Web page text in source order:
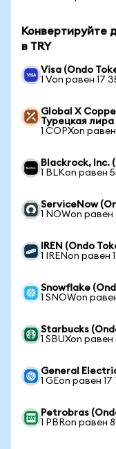
Конвертируйте
в TRY
Visa (Ondo
1 Von равен 17
Global X
Турецкая лира
1 COPXon
Blackrock, Inc.
1 BLKon равен
ServiceNow
1 NOWon равен
IREN (Ondo
1 IRENon равен
Snowflake
1 SNOWon
Starbucks
1 SBUXon
General
1 GEon равен
Petrobras
1 PBRon равен